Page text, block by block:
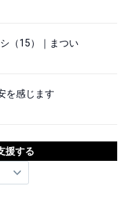
（15）｜まつい
を感じます
援する